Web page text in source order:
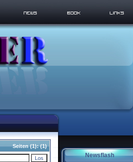
Seiten(1):(1)
Newsflash